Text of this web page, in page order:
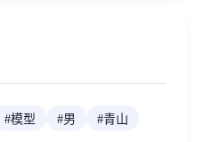
#模型 #男 #青山